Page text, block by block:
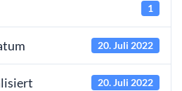
1
20. Juli 2022
20. Juli 2022